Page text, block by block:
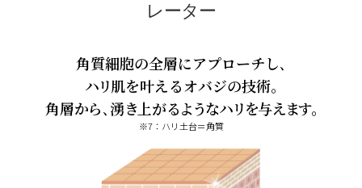
レーター
角質細胞の全層にアプローチし､
ハリ肌を叶えるオバジの技術｡
角層から､湧き 上がるようなハリを与えます｡
※7：ハリ土台＝角質